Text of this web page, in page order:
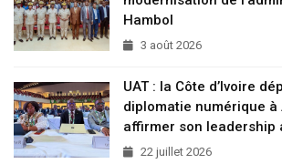
Hambol
3 août 2026
UAT : la Côte d’Ivoire
diplomatie numérique à
affirmer son leadership
22 juillet 2026